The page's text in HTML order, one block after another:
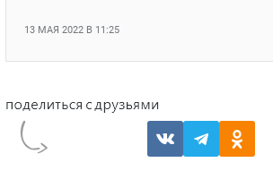
13 МАЯ 2022 В 11:25